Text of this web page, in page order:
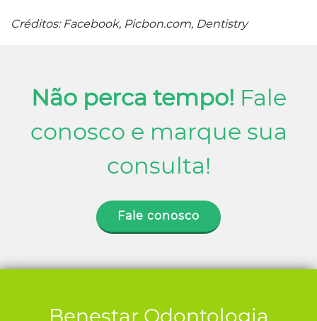
Créditos: Facebook, Picbon.com, Dentistry
Não perca tempo! Fale
conosco e marque sua
consulta!
Fale conosco
Benestar Odontologia